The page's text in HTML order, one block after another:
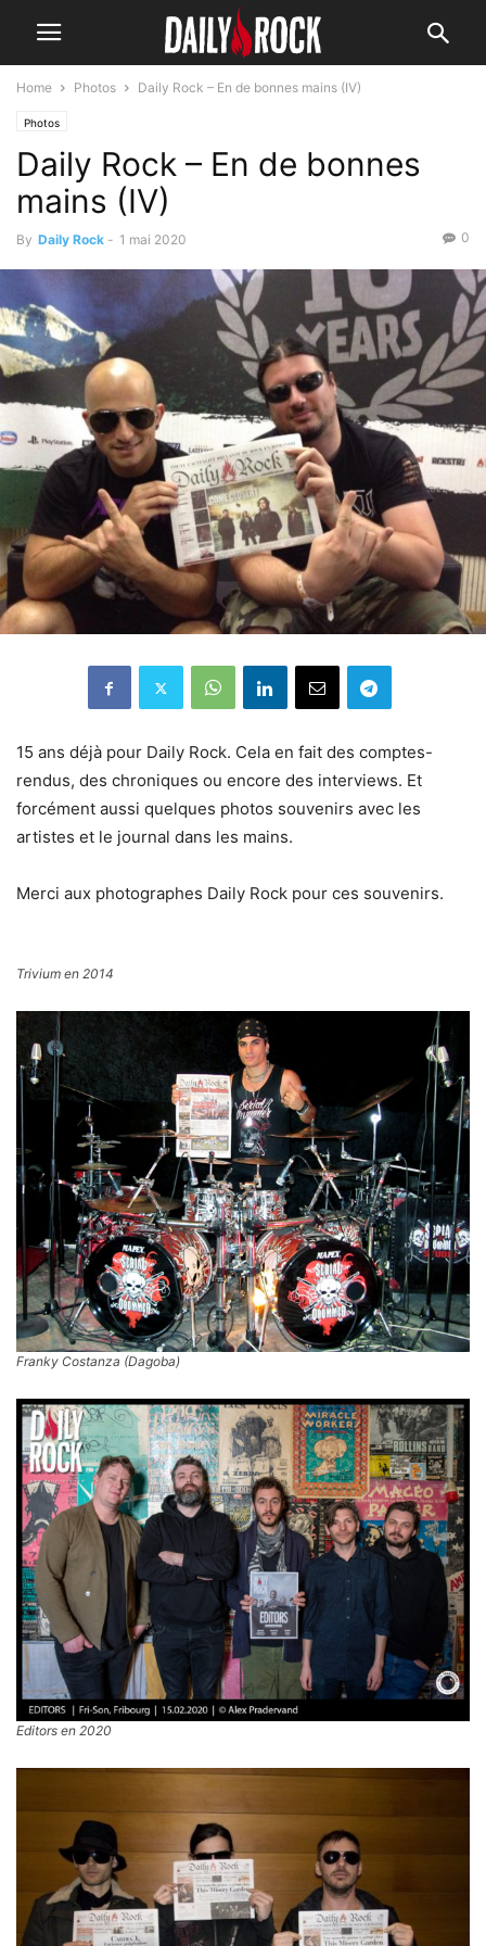
Home Photos Daily Rock – En de bonnes mains (IV)
Photos
Daily Rock – En de bonnes
mains (IV)
By Daily Rock - 1 mai 2020 0
15 ans déjà pour Daily Rock. Cela en fait des comptes-
rendus, des chroniques ou encore des interviews. Et
forcément aussi quelques photos souvenirs avec les
artistes et le journal dans les mains.
Merci aux photographes Daily Rock pour ces souvenirs.
Trivium en 2014
Franky Costanza (Dagoba)
Editors en 2020